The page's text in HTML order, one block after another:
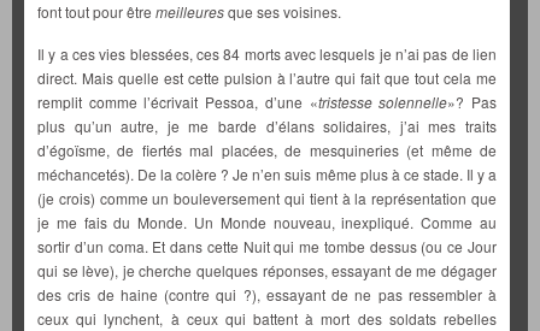
font tout pour être meilleuresque ses voisines.
Il y a ces vies blessées, ces 84 morts avec lesquels je n’ai pas de lien
direct. Mais quelle est cette pulsion à l’autre qui fait que tout cela me
remplit comme l’écrivait Pessoa, d’une «tristesse solennelle»? Pas
plus qu’un autre, je me barde d’élans solidaires, j’ai mes traits
d’égoïsme, de fiertés mal placées, de mesquineries (et même de
méchancetés). De la colère ? Je n’en suis même plus à ce stade. Il y a
(je crois) comme un bouleversement qui tient à la représentation que
je me fais du Monde. Un Monde nouveau, inexpliqué. Comme au
sortir d’un coma. Et dans cette Nuit qui me tombe dessus (ou ce Jour
qui se lève), je cherche quelques réponses, essayant de me dégager
des cris de haine (contre qui ?), essayant de ne pas ressembler à
ceux qui lynchent, à ceux qui battent à mort des soldats rebelles